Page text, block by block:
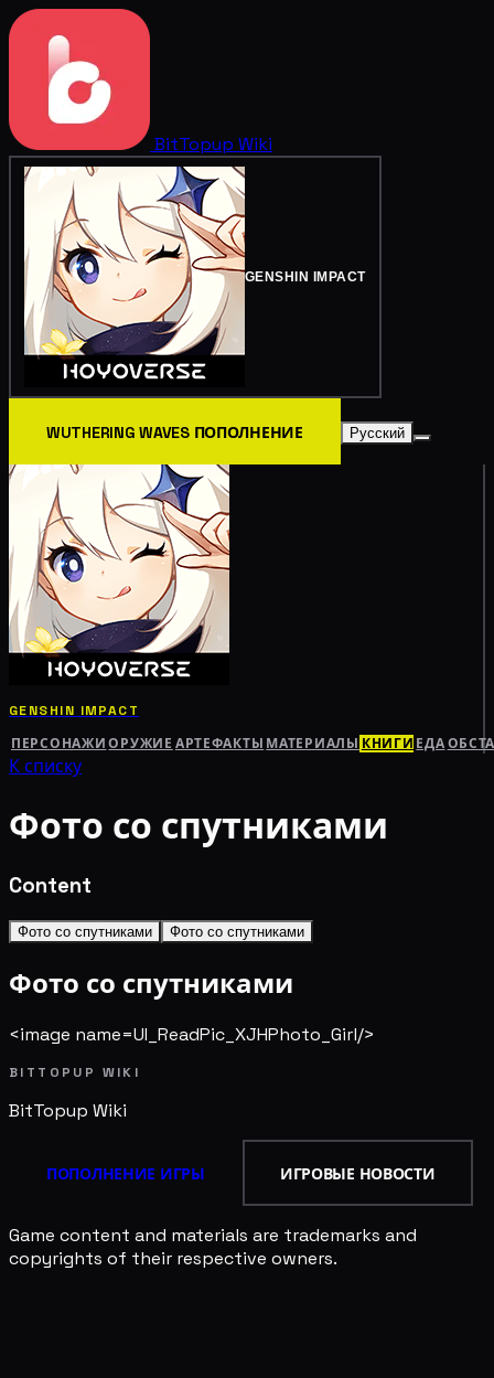
BitTopup Wiki
GENSHIN IMPACT
WUTHERING WAVES ПОПОЛНЕНИЕ Русский
GENSHIN IMPACT
ПЕРСОНАЖИ ОРУЖИЕ АРТЕФАКТЫ МАТЕРИАЛЫ КНИГИ ЕДА
К списку
Фото со спутниками
Content
Фото со спутниками Фото со спутниками
Фото со спутниками
<image name=UI_ReadPic_XJHPhoto_Girl/>
BITTOPUP WIKI
BitTopup Wiki
ПОПОЛНЕНИЕ ИГРЫ ИГРОВЫЕ НОВОСТИ
Game content and materials are trademarks and
copyrights of their respective owners.